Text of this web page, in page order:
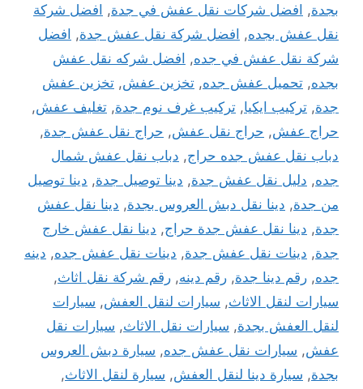
بجدة, افضل شركات نقل عفش في جدة, افضل شركة
نقل عفش بجده, افضل شركة نقل عفش جدة, افضل
شركة نقل عفش في جده, افضل شركه نقل عفش
بجده, تحميل عفش جده, تخزين عفش, تخزين عفش
جدة, تركيب ايكيا, تركيب غرف نوم جدة, تغليف عفش,
حراج عفش, حراج نقل عفش, حراج نقل عفش جدة,
دباب نقل عفش جده حراج, دباب نقل عفش شمال
جده, دليل نقل عفش جدة, دينا توصيل جدة, دينا توصيل
من جدة, دينا نقل دبش العروس بجدة, دينا نقل عفش
جدة, دينا نقل عفش جدة حراج, دينا نقل عفش خارج
جدة, دينات نقل عفش جدة, دينات نقل عفش جده, دينه
جده, رقم دينا جدة, رقم دينه, رقم شركة نقل اثاث,
سيارات لنقل الاثاث, سيارات لنقل العفش, سيارات
لنقل العفش بجدة, سيارات نقل الاثاث, سيارات نقل
عفش, سيارات نقل عفش جده, سيارة دبش العروس
بجدة, سيارة دينا لنقل العفش, سيارة لنقل الاثاث,